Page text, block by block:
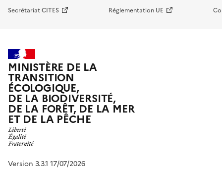
Secrétariat CITES Réglementation UE
MINISTÈRE DE LA
TRANSITION
ÉCOLOGIQUE,
DE LA BIODIVERSITÉ,
DE LA FORÊT, DE LA MER
ET DE LA PÊCHE
Version 3.3.1 17/07/2026